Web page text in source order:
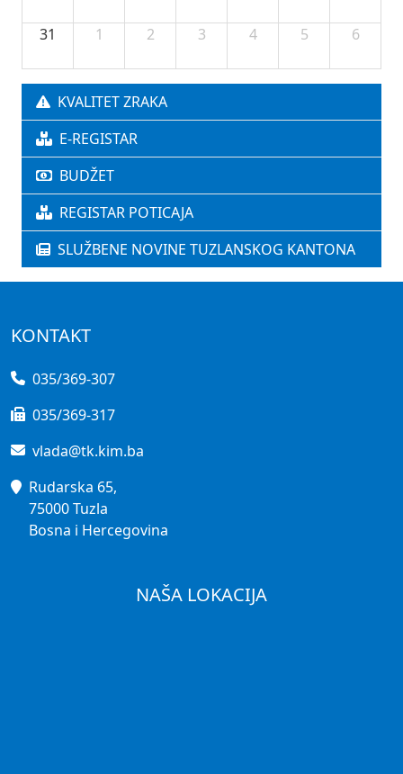
31 1 2 3 4 5 6
KVALITET ZRAKA
E-REGISTAR
BUDŽET
REGISTAR POTICAJA
SLUŽBENE NOVINE TUZLANSKOG KANTONA
KONTAKT
035/369-307
035/369-317
vlada@tk.kim.ba
Rudarska 65,
75000 Tuzla
Bosna i Hercegovina
NAŠA LOKACIJA